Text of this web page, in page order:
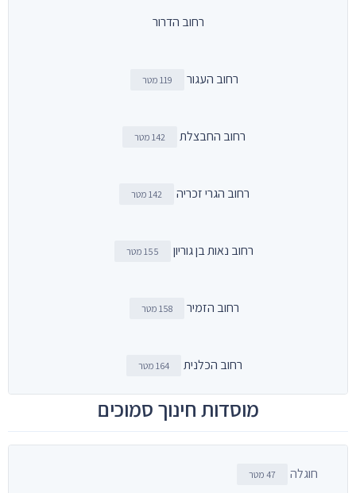
רחוב הדרור
רחוב העגור 119 מטר
רחוב החבצלת 142 מטר
רחוב הגרי זכריה 142 מטר
רחוב נאות בן גוריון 155 מטר
רחוב הזמיר 158 מטר
רחוב הכלנית 164 מטר
מוסדות חינוך סמוכים
חוגלה 47 מטר